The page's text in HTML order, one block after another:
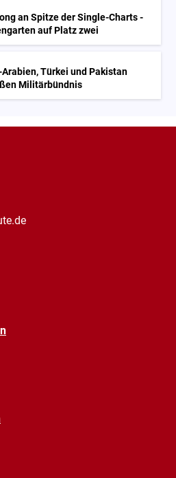
an Spitze der Single-Charts -
auf Platz zwei
Türkei und Pakistan
Militärbündnis